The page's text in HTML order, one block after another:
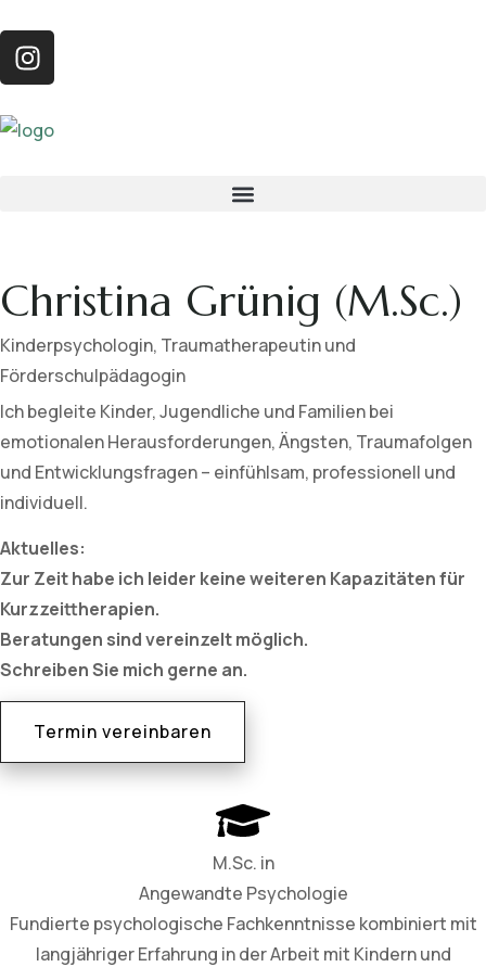
Christina Grünig (M.Sc.)
Kinderpsychologin, Traumatherapeutin und
Förderschulpädagogin
Ich begleite Kinder, Jugendliche und Familien bei
emotionalen Herausforderungen, Ängsten, Traumafolgen
und Entwicklungsfragen – einfühlsam, professionell und
individuell.
Aktuelles:
Zur Zeit habe ich leider keine weiteren Kapazitäten für
Kurzzeittherapien.
Beratungen sind vereinzelt möglich.
Schreiben Sie mich gerne an.
Termin vereinbaren
M.Sc. in
Angewandte Psychologie
Fundierte psychologische Fachkenntnisse kombiniert mit
langjähriger Erfahrung in der Arbeit mit Kindern und